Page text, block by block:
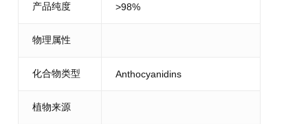
产品纯度 >98%
物理属性
化合物类型 Anthocyanidins
植物来源